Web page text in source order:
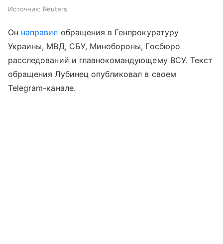
Источник: Reuters
Он направил обращения в Генпрокуратуру
Украины, МВД, СБУ, Минобороны, Госбюро
расследований и главнокомандующему ВСУ. Текст
обращения Лубинец опубликовал в своем
Telegram-канале.